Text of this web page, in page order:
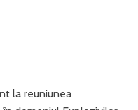
la reuniunea